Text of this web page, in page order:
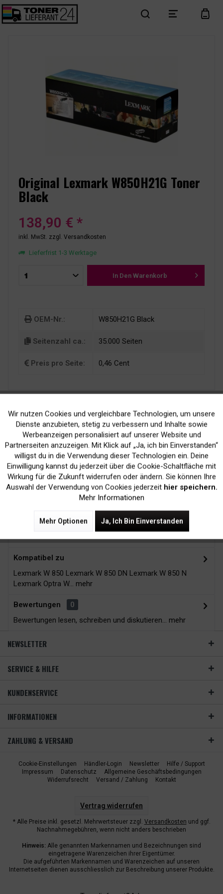
search menu cart
Original Lexmark W850H21G Toner
Black
138,90 € *
inkl. MwSt. zzgl. Versandkosten
Lieferfrist 1-3 Werktage
In Den Warenkorb
OEM-Nr.: W850H21G Black
Seitenzahl ca.: 35.000 Seiten
Preis pro Seite: 0,46 Cent
Kein Verlust der
Druckergarantie
Versand innerhalb von
24H*
Kompatibel zu
Lexmark W 850 Lexmark W 850 DN Lexmark W 850 N
Lexmark Optra W... mehr
Bewertungen
0
Bewertungen lesen, schreiben und diskutieren... mehr
NEWSLETTER
SERVICE & HILFE
KUNDENSERVICE
INFORMATIONEN
ZAHLUNG & VERSAND
Cookie-Einstellungen Händler-Login Newsletter
Hilfe / Support
Impressum
Datenschutz
Allgemeine Geschäftsbedingungen
Widerrufsrecht
Versand / Zahlung Kontakt
Vertrag widerrufen
* Alle Preise inkl. gesetzl. Mehrwertsteuer zzgl. Versandkosten und ggf.
Nachnahmegebühren, wenn nicht anders beschrieben
Hinweis: Alle genannten Markennamen und Bezeichnungen sind
eingetragene Warenzeichen ihrer Eigentümer.
Die aufgeführten Markennamen und Warenzeichen auf unseren
Internetseiten dienen ausschliesslich zur Beschreibung unserer Produkte.
Funktionale Aktiv
Marketing Inaktiv
Tracking Inaktiv
Wir nutzen Cookies und vergleichbare Technologien, um unsere
Dienste anzubieten, stetig zu verbessern und Inhalte sowie
Werbeanzeigen personalisiert auf unserer Website und
Partnerseiten anzuzeigen. Mit Klick auf „Ja, ich bin Einverstanden“
willigst du in die Verwendung dieser Technologien ein. Deine
Einwilligung kannst du jederzeit über die Cookie-Schaltfläche mit
Wirkung für die Zukunft widerrufen oder ändern. Sie können Ihre
Auswahl der Verwendung von Cookies jederzeit hier speichern.
Mehr Informationen
Mehr Optionen Ja, Ich Bin Einverstanden